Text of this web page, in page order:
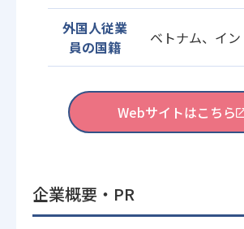
外国人従業
員の国籍
ベトナム、イ
Webサイトはこちら
企業概要・PR